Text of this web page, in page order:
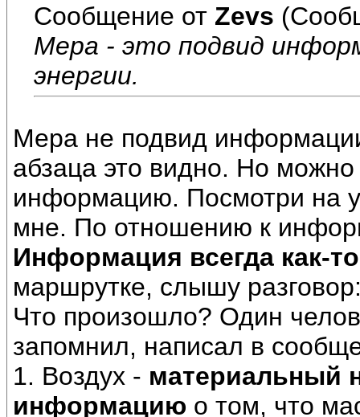
Сообщение от Zevs
Мера - это подвид
энергии.
Мера не подвид
абзаца это видно. Но можно
информацию. Посмотри на
мне. По отношению к
Информация всегда как-
маршрутке, слышу
Что произошло? Один
запомнил, написал в
1. Воздух - материальный
информацию о том, что